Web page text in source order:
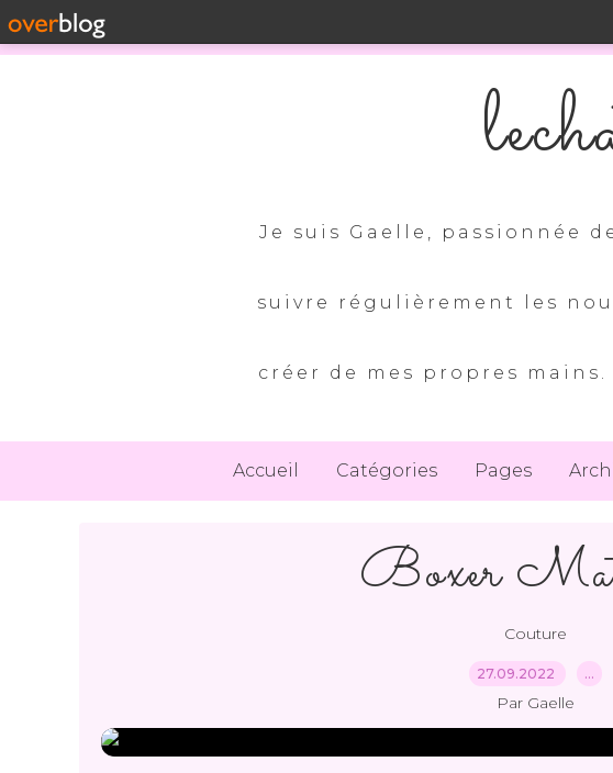
Je suis Gaelle, passionnée
suivre régulièrement les
créer de mes propres
Accueil Catégories Pages
Boxer
Couture
27.09.2022 …
Par Gaelle